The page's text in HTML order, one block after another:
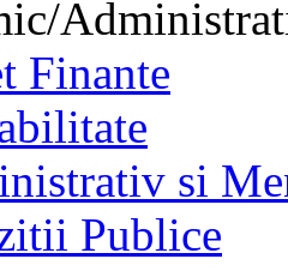
Finante
si
Publice